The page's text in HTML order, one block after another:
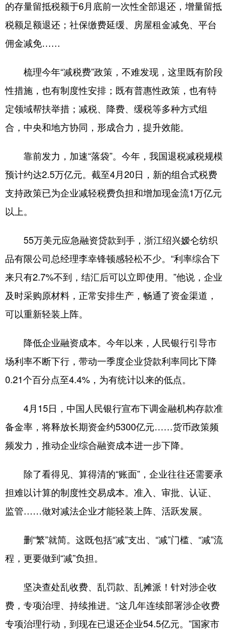
的存量留抵税额于6月底前一次性全部退还，增量留抵
税额足额退还；社保缴费延缓、房屋租金减免、平台
佣金减免……
梳理今年“减税费”政策，不难发现，这里既有阶段
性措施，也有制度性安排；既有普惠性政策，也有特
定领域帮扶举措；减税、降费、缓税等多种方式组
合，中央和地方协同，形成合力，提升效能。
靠前发力，加速“落袋”。今年，我国退税减税规模
预计约达2.5万亿元。截至4月20日，新的组合式税费
支持政策已为企业减轻税费负担和增加现金流1万亿元
以上。
55万美元应急融资贷款到手，浙江绍兴嫒仑纺织
品有限公司总经理李幸锋顿感轻松不少。“利率综合下
来只有2.7%不到，结汇后可以立即使用。”他说，企业
及时采购原材料，正常安排生产，畅通了资金渠道，
可以重新轻装上阵。
降低企业融资成本。今年以来，人民银行引导市
场利率不断下行，带动一季度企业贷款利率同比下降
0.21个百分点至4.4%，为有统计以来的低点。
4月15日，中国人民银行宣布下调金融机构存款准
备金率，将释放长期资金约5300亿元……货币政策频
频发力，推动企业综合融资成本进一步下降。
除了看得见、算得清的“账面”，企业往往还需要承
担难以计算的制度性交易成本。准入、审批、认证、
监管……做对减法企业才能轻装上阵、活跃发展。
删“繁”就简。这既包括“减”支出、“减”门槛、“减”流
程，更要做到“减”负担。
坚决查处乱收费、乱罚款、乱摊派！针对涉企收
费，专项治理、持续推进。“这几年连续部署涉企收费
专项治理行动，到现在已退还企业54.5亿元。”国家市